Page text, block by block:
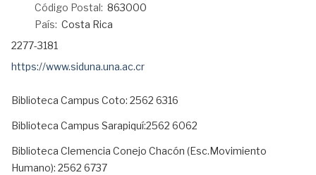
Código Postal: 863000
País: Costa Rica
Teléfono:
2277-3181
URL:
https://www.siduna.una.ac.cr
Biblioteca Campus Coto: 2562 6316
Biblioteca Campus Sarapiquí:2562 6062
Biblioteca Clemencia Conejo Chacón (Esc.Movimiento
Humano): 2562 6737